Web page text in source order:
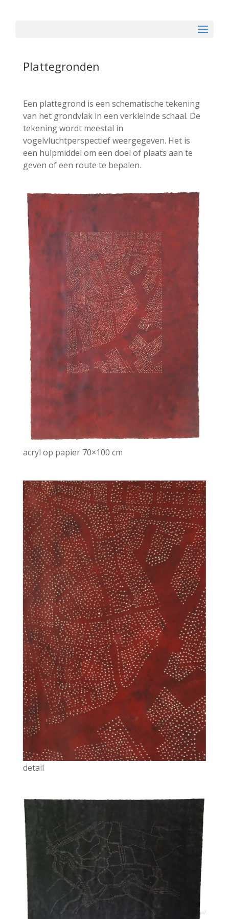
Plattegronden
Een plattegrond is een schematische tekening
van het grondvlak in een verkleinde schaal. De
tekening wordt meestal in
vogelvluchtperspectief weergegeven. Het is
een hulpmiddel om een doel of plaats aan te
geven of een route te bepalen.
acryl op papier 70×100 cm
detail